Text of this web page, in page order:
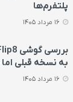
پلتفرم‌ها
به نسخه قبلی